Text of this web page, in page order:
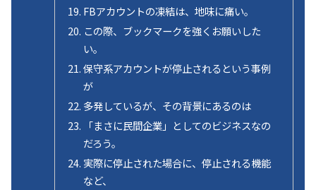
FBアカウントの凍結は、地味に痛い。
この際、ブックマークを強くお願いした
い。
保守系アカウントが停止されるという事例
が
多発しているが、その背景にあるのは
「まさに民間企業」としてのビジネスなの
だろう。
実際に停止された場合に、停止される機能
など、